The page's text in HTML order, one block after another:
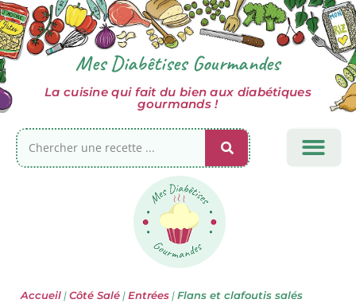
Mes Diabêtises Gourmandes
La cuisine qui fait du bien aux diabétiques
gourmands !
Accueil | Côté Salé | Entrées | Flans et clafoutis salés